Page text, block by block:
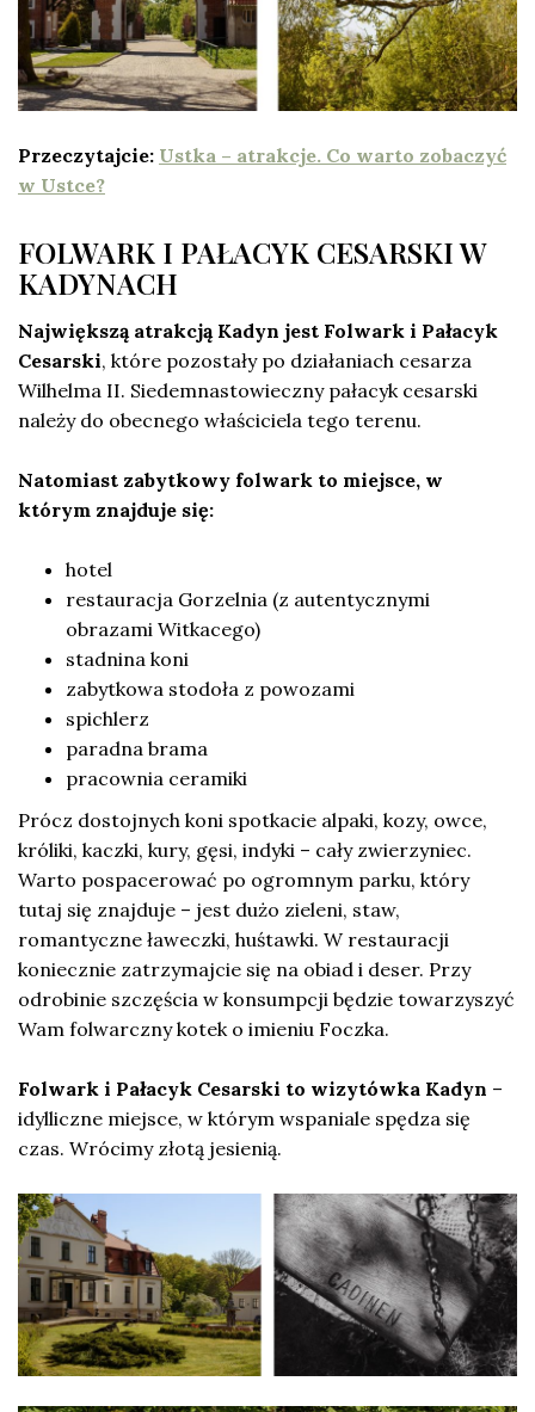
Przeczytajcie: Ustka – atrakcje. Co warto zobaczyć
w Ustce?
FOLWARK I PAŁACYK CESARSKI W
KADYNACH
Największą atrakcją Kadyn jest Folwark i Pałacyk
Cesarski, które pozostały po działaniach cesarza
Wilhelma II. Siedemnastowieczny pałacyk cesarski
należy do obecnego właściciela tego terenu.
Natomiast zabytkowy folwark to miejsce, w
którym znajduje się:
hotel
restauracja Gorzelnia (z autentycznymi
obrazami Witkacego)
stadnina koni
zabytkowa stodoła z powozami
spichlerz
paradna brama
pracownia ceramiki
Prócz dostojnych koni spotkacie alpaki, kozy, owce,
króliki, kaczki, kury, gęsi, indyki – cały zwierzyniec.
Warto pospacerować po ogromnym parku, który
tutaj się znajduje – jest dużo zieleni, staw,
romantyczne ławeczki, huśtawki. W restauracji
koniecznie zatrzymajcie się na obiad i deser. Przy
odrobinie szczęścia w konsumpcji będzie towarzyszyć
Wam folwarczny kotek o imieniu Foczka.
Folwark i Pałacyk Cesarski to wizytówka Kadyn –
idylliczne miejsce, w którym wspaniale spędza się
czas. Wrócimy złotą jesienią.